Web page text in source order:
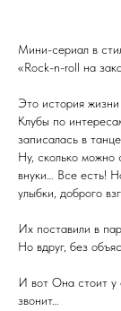
Мини-сериал в
«Rock-n-roll на
Это история
Клубы по
записалась в
Ну, сколько можно
внуки… Все есть!
улыбки, доброго
Их поставили в
Но вдруг, без
И вот Она стоит у
звонит…